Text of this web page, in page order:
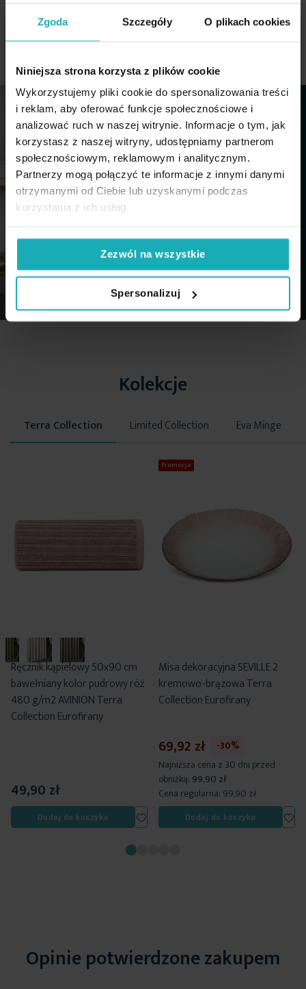
Zgoda Szczegóły O plikach cookies
Niniejsza strona korzysta z plików cookie
Wykorzystujemy pliki cookie do spersonalizowania treści
i reklam, aby oferować funkcje społecznościowe i
analizować ruch w naszej witrynie. Informacje o tym, jak
korzystasz z naszej witryny, udostępniamy partnerom
społecznościowym, reklamowym i analitycznym.
Partnerzy mogą połączyć te informacje z innymi danymi
otrzymanymi od Ciebie lub uzyskanymi podczas
korzystania z ich usług.
Zezwól na wszystkie
Spersonalizuj
Kolekcje
Terra Collection Limited Collection Eva Minge
do listy życzeń
Ręcznik kąpielowy 50x90 cm
bawełniany kolor pudrowy róż
480 g/m2 AVINION Terra
Collection Eurofirany
49,90 zł
Dodaj do koszyka Dodaj do listy życzeń
Promocja
Misa dekoracyjna SEVILLE 2
kremowo-brązowa Terra
Collection Eurofirany
69,92 zł
-30%
Najniższa cena z 30 dni przed
obniżką: 99,90 zł
Cena regularna: 99,90 zł
Dodaj do koszyka
Opinie potwierdzone zakupem